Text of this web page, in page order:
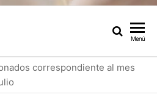
Menú
correspondiente al mes